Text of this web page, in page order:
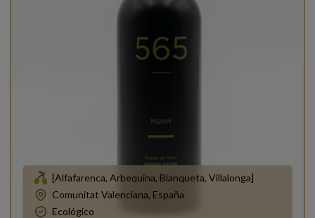
[Alfafarenca, Arbequina, Blanqueta, Villalonga]
Comunitat Valenciana, España
Ecológico